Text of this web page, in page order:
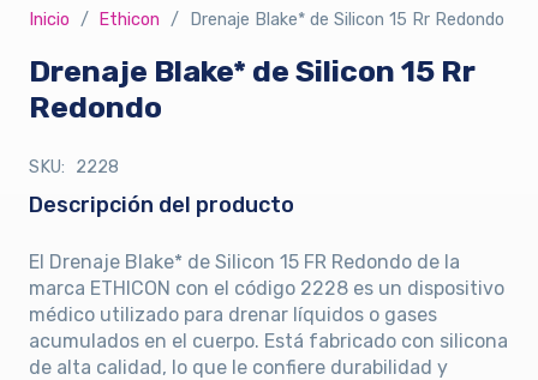
Inicio / Ethicon / Drenaje Blake* de Silicon 15 Rr Redondo
Drenaje Blake* de Silicon 15 Rr
Redondo
SKU: 2228
Descripción del producto
El Drenaje Blake* de Silicon 15 FR Redondo de la
marca ETHICON con el código 2228 es un dispositivo
médico utilizado para drenar líquidos o gases
acumulados en el cuerpo. Está fabricado con silicona
de alta calidad, lo que le confiere durabilidad y